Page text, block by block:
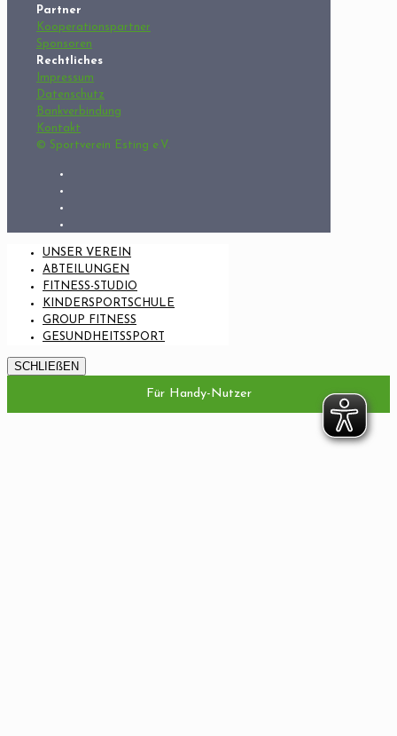
Partner
Kooperationspartner
Sponsoren
Rechtliches
Impressum
Datenschutz
Bankverbindung
Kontakt
© Sportverein Esting e.V.
UNSER VEREIN
ABTEILUNGEN
FITNESS-STUDIO
KINDERSPORTSCHULE
GROUP FITNESS
GESUNDHEITSSPORT
SCHLIEßEN
Für Handy-Nutzer